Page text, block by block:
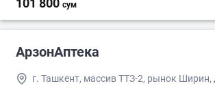
101 800 сум
АрзонАптека
г. Ташкент, массив ТТЗ-2, рынок Ширин,